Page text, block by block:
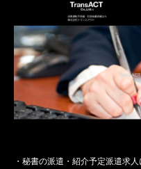
・秘書の派遣・紹介予定派遣求人